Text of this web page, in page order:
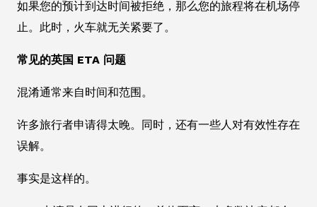
如果您的预计到达时间被拒绝，那么您的旅程将在机场停
止。此时，火车就无关紧要了。
常见的英国 ETA 问题
混淆通常来自时间和范围。
许多旅行者申请得太晚。同时，还有一些人对有效性存在
误解。
事实是这样的。